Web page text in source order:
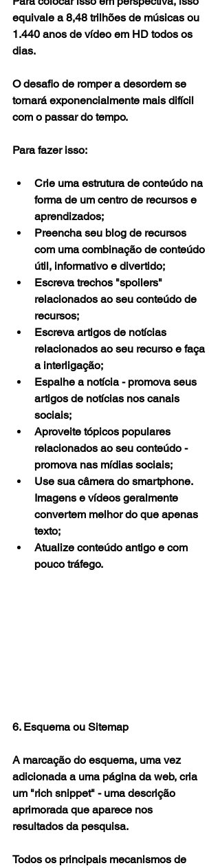
equivale a 8,48 trilhões de músicas ou
1.440 anos de vídeo em HD todos os
dias.
O desafio de romper a desordem se
tornará exponencialmente mais difícil
com o passar do tempo.
Para fazer isso:
Crie uma estrutura de conteúdo na
forma de um centro de recursos e
aprendizados;
Preencha seu blog de recursos
com uma combinação de conteúdo
útil, informativo e divertido;
Escreva trechos "spoilers"
relacionados ao seu conteúdo de
recursos;
Escreva artigos de notícias
relacionados ao seu recurso e faça
a interligação;
Espalhe a notícia - promova seus
artigos de notícias nos canais
sociais;
Aproveite tópicos populares
relacionados ao seu conteúdo -
promova nas mídias sociais;
Use sua câmera do smartphone.
Imagens e vídeos geralmente
convertem melhor do que apenas
texto;
Atualize conteúdo antigo e com
pouco tráfego.
6. Esquema ou Sitemap
A marcação do esquema, uma vez
adicionada a uma página da web, cria
um "rich snippet" - uma descrição
aprimorada que aparece nos
resultados da pesquisa.
Todos os principais mecanismos de